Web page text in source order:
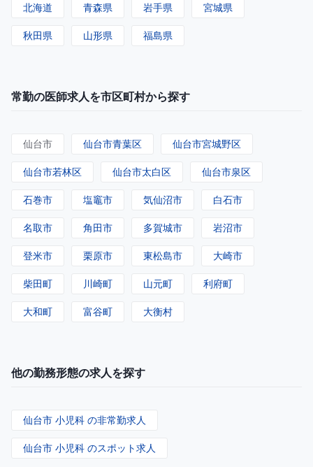
北海道 青森県 岩手県 宮城県
秋田県 山形県 福島県
常勤の医師求人を市区町村から探す
仙台市 仙台市青葉区 仙台市宮城野区
仙台市若林区 仙台市太白区 仙台市泉区
石巻市 塩竈市 気仙沼市 白石市
名取市 角田市 多賀城市 岩沼市
登米市 栗原市 東松島市 大崎市
柴田町 川崎町 山元町 利府町
大和町 富谷町 大衡村
他の勤務形態の求人を探す
仙台市 小児科 の非常勤求人
仙台市 小児科 のスポット求人